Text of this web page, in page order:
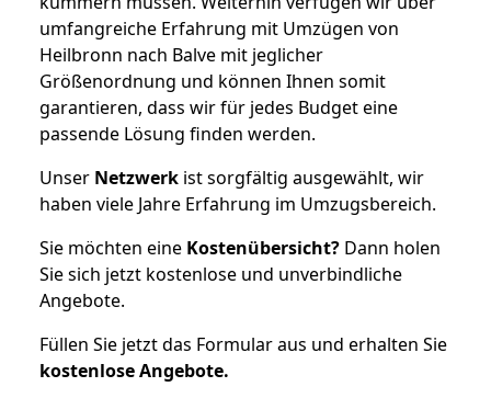
umfangreiche Erfahrung mit Umzügen von
Heilbronn nach Balve mit jeglicher
Größenordnung und können Ihnen somit
garantieren, dass wir für jedes Budget eine
passende Lösung finden werden.
Unser Netzwerk ist sorgfältig ausgewählt, wir
haben viele Jahre Erfahrung im Umzugsbereich.
Sie möchten eine Kostenübersicht? Dann holen
Sie sich jetzt kostenlose und unverbindliche
Angebote.
Füllen Sie jetzt das Formular aus und erhalten Sie
kostenloseAngebote.